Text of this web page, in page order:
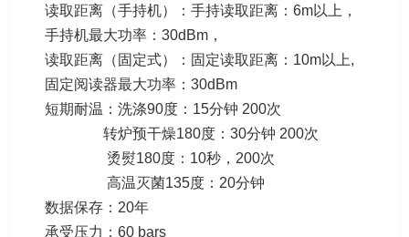
读取距离（手持机）：手持读取距离：6m以上，
手持机最大功率：30dBm，
读取距离（固定式）：固定读取距离：10m以上,
固定阅读器最大功率：30dBm
短期耐温：洗涤90度：15分钟 200次
转炉预干燥180度：30分钟 200次
烫熨180度：10秒，200次
高温灭菌135度：20分钟
数据保存：20年
承受压力：60 bars